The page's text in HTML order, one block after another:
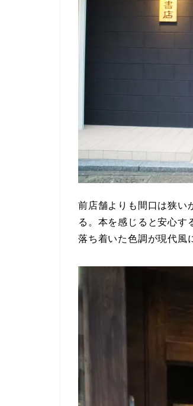
前店舗よりも間口は狭い
る。本を感じると安心す
落ち着いた色調が現代風